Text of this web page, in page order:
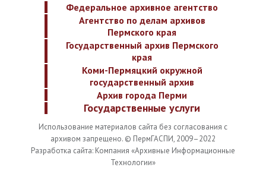
Федеральное архивное агентство
Агентство по делам архивов
Пермского края
Государственный архив Пермского
края
Коми-Пермяцкий окружной
государственный архив
Архив города Перми
Государственные услуги
Использование материалов сайта без согласования с
архивом запрещено. © ПермГАСПИ, 2009–2022
Разработка сайта: Компания «Архивные Информационные
Технологии»